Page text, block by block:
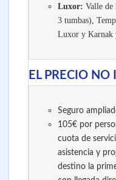
Luxor: Valle de
3 tumbas),
Luxor y Karnak
EL PRECIO NO
Seguro
105€ por
cuota de
asistencia y
destino la